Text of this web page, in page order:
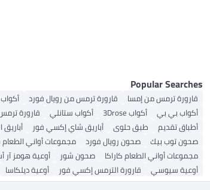
Popular Searches
قارورة ترمس من إمسا قارورة ترمس من رويال فورد
أكواب بي بي
أكواب 3Drose أكواب ستانلي قارورة
أطباق تقديم
طبق حلوى أباريق شاي إكسي فور
صحون توب بيك
صحون رويال فورد مجموعات أواني
مجموعات أواني الطعام كاراكا
صحون شور أوعية هومز آر
أوعية سيوسي
قارورة الترمس إكسي فور أوعية ديلكاسا